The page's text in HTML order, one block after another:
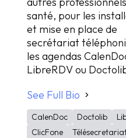
santé, pour les
et mise en place de
secrétariat
les agendas
LibreRDV ou
See Full Bio
CalenDoc Doctolib
ClicFone